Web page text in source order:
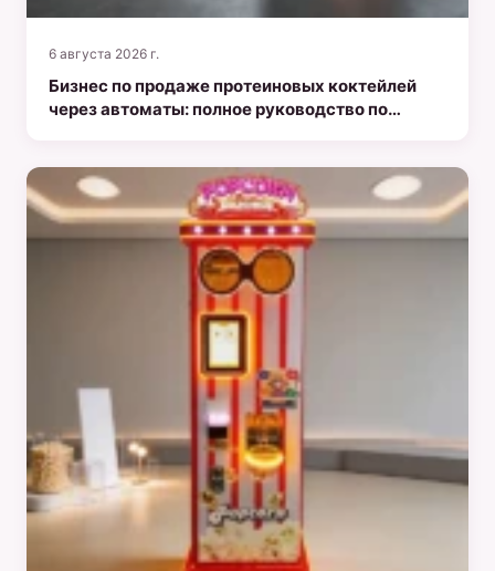
6 августа 2026 г.
Бизнес по продаже протеиновых коктейлей
через автоматы: полное руководство по